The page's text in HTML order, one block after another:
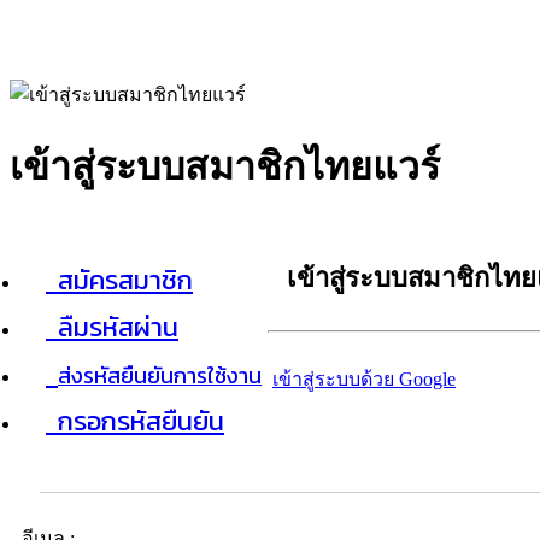
เข้าสู่ระบบสมาชิกไทยแวร์
สมัครสมาชิก
ลืมรหัสผ่าน
ส่งรหัสยืนยันการใช้งาน
กรอกรหัสยืนยัน
เข้าสู่ระบบสมาชิกไท
เข้าสู่ระบบด้วย Google